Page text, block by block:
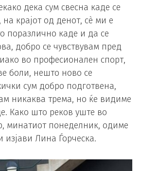
дека сум свесна каде се
на крајот од денот, сè ми е
поразлично каде и да се
добро се чувствувам пред
во професионален спорт,
боли, нешто ново се
сум добро подготвена,
никаква трема, но ќе видиме
Како што реков уште во
минатиот понеделник, одиме
изјави Лина Ѓорческа.